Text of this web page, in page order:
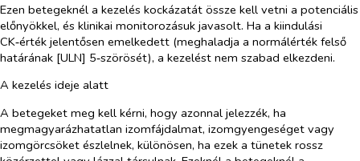
Ezen betegeknél a kezelés kockázatát össze kell vetni a potenciális
előnyökkel, és klinikai monitorozásuk javasolt. Ha a kiindulási
CK‑érték jelentősen emelkedett (meghaladja a normálérték felső
határának [ULN] 5‑szörösét), a kezelést nem szabad elkezdeni.
A kezelés ideje alatt
A betegeket meg kell kérni, hogy azonnal jelezzék, ha
megmagyarázhatatlan izomfájdalmat, izomgyengeséget vagy
izomgörcsöket észlelnek, különösen, ha ezek a tünetek rossz